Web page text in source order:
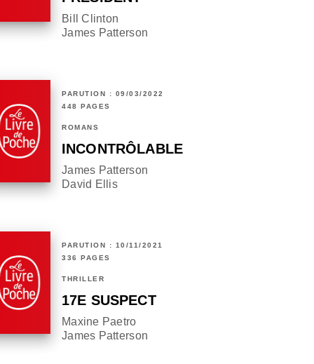
Bill Clinton
James Patterson
PARUTION : 09/03/2022
448 PAGES
ROMANS
INCONTRÔLABLE
James Patterson
David Ellis
PARUTION : 10/11/2021
336 PAGES
THRILLER
17E SUSPECT
Maxine Paetro
James Patterson